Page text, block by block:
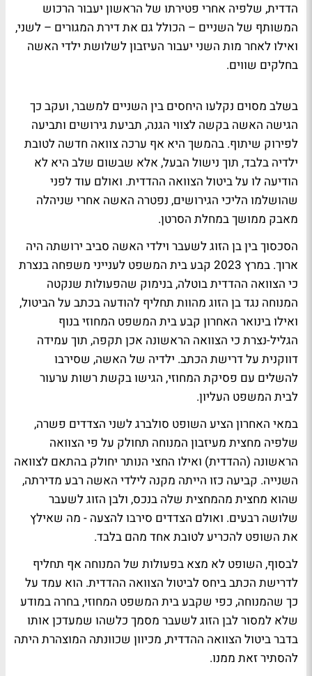
הדדית, שלפיה אחרי פטירתו של הראשון יעבור הרכוש
המשותף של השניים – הכולל גם את דירת המגורים – לשני,
ואילו לאחר מות השני יעבור העיזבון לשלושת ילדי האשה
בחלקים שווים.
בשלב מסוים נקלעו היחסים בין השניים למשבר, ועקב כך
הגישה האשה בקשה לצווי הגנה, תביעת גירושים ותביעה
לפירוק שיתוף. בהמשך היא אף ערכה צוואה חדשה לטובת
ילדיה בלבד, תוך נישול הבעל, אלא שבשום שלב היא לא
הודיעה לו על ביטול הצוואה ההדדית. ואולם עוד לפני
שהושלמו הליכי הגירושים, נפטרה האשה אחרי שניהלה
מאבק ממושך במחלת הסרטן.
הסכסוך בין בן הזוג לשעבר וילדי האשה סביב ירושתה היה
ארוך. במרץ 2023 קבע בית המשפט לענייני משפחה בנצרת
כי הצוואה ההדדית בוטלה, בנימוק שהפעולות שנקטה
המנוחה נגד בן הזוג מהוות תחליף להודעה בכתב על הביטול,
ואילו בינואר האחרון קבע בית המשפט המחוזי בנוף
הגליל-נצרת כי הצוואה הראשונה אכן תקפה, תוך עמידה
דווקנית על דרישת הכתב. ילדיה של האשה, שסירבו
להשלים עם פסיקת המחוזי, הגישו בקשת רשות ערעור
לבית המשפט העליון.
במאי האחרון הציע השופט סולברג לשני הצדדים פשרה,
שלפיה מחצית מעיזבון המנוחה תחולק על פי הצוואה
הראשונה (ההדדית) ואילו החצי הנותר יחולק בהתאם לצוואה
השנייה. קביעה כזו הייתה מקנה לילדי האשה רבע מדירתה,
שהוא מחצית מהמחצית שלה בנכס, ולבן הזוג לשעבר
שלושה רבעים. ואולם הצדדים סירבו להצעה - מה שאילץ
את השופט להכריע לטובת אחד מהם בלבד.
לבסוף, השופט לא מצא בפעולות של המנוחה אף תחליף
לדרישת הכתב ביחס לביטול הצוואה ההדדית. הוא עמד על
כך שהמנוחה, כפי שקבע בית המשפט המחוזי, בחרה במודע
שלא למסור לבן הזוג לשעבר מסמך כלשהו שמעדכן אותו
בדבר ביטול הצוואה ההדדית, מכיוון שכוונתה המוצהרת היתה
להסתיר זאת ממנו.